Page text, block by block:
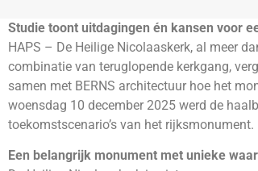
Studie toont uitdagingen én kansen voor
HAPS – De Heilige Nicolaaskerk, al meer
combinatie van teruglopende kerkgang,
samen met BERNS architectuur hoe het
woensdag 10 december 2025 werd de
toekomstscenario’s van het rijksmonument.
Een belangrijk monument met unieke